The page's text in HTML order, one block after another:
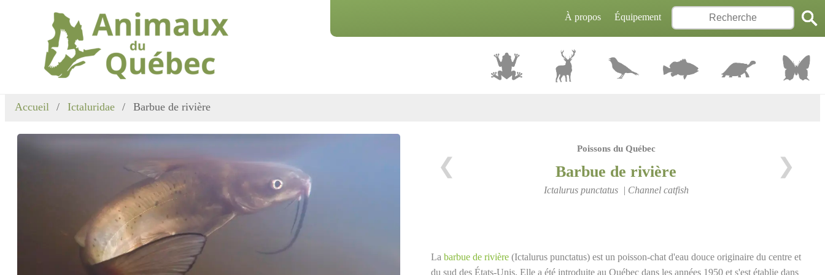
Équipement
À propos
Accueil Ictaluridae Barbue de rivière
❮
Poissons du Québec
Barbue de rivière
Ictalurus punctatus | Channel catfish
❯
La barbue de rivière(Ictalurus punctatus) est un poisson-chat d'eau douce originaire du centre et
du sud des États-Unis. Elle a été introduite au Québec dans les années 1950 et s'est établie dans